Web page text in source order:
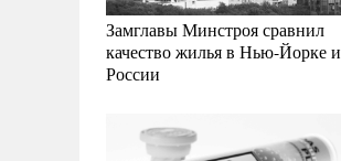
Замглавы Минстроя сравнил
качество жилья в Нью-Йорке и
России